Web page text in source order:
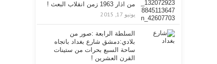
من اذار 1963 زمن انقلاب البعث !
يونيو 17, 2015
السلطة الرابعة :صور من
بلادي:دمشق شارع بغداد باتجاه
ساحة السبع بحرات من ستينات
القرن العشرين !